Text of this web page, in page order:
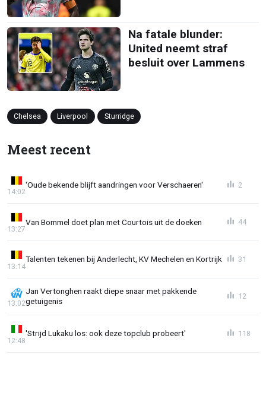
Na fatale blunder:
United neemt straf
besluit over Lammens
Chelsea Liverpool Sturridge
Meest recent
'Oude bekende blijft aandringen voor Verschaeren'
14:02
2
Van Bommel doet plan met Courtois uit de doeken
13:27
44
Talenten tekenen bij Anderlecht, KV Mechelen en Kortrijk
13:14
31
Jan Vertonghen raakt diepe snaar met pakkende
getuigenis
13:02
12
'Strijd Lukaku los: ook deze topclub probeert'
12:48
118